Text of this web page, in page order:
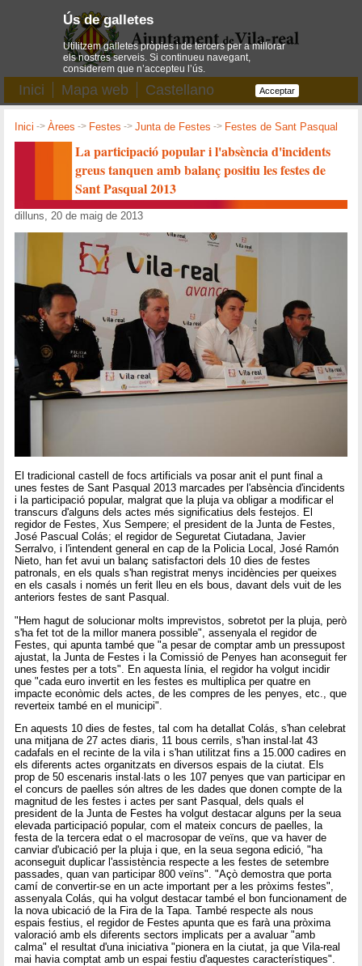
Inici Mapa web Castellano
Inici ->Àrees -> Festes ->Junta de Festes -> Festes de Sant Pasqual
La participació popular i l'absència d'incidents
greus tanquen amb balanç positiu les festes de
Sant Pasqual 2013
dilluns, 20 de maig de 2013
El tradicional castell de focs artificials va posar anit el punt final a
unes festes de Sant Pasqual 2013 marcades per l'absència d'incidents
i la participació popular, malgrat que la pluja va obligar a modificar el
transcurs d'alguns dels actes més significatius dels festejos. El
regidor de Festes, Xus Sempere; el president de la Junta de Festes,
José Pascual Colás; el regidor de Seguretat Ciutadana, Javier
Serralvo, i l'intendent general en cap de la Policia Local, José Ramón
Nieto, han fet avui un balanç satisfactori dels 10 dies de festes
patronals, en els quals s'han registrat menys incidències per queixes
en els casals i només un ferit lleu en els bous, davant dels vuit de les
anteriors festes de sant Pasqual.
"Hem hagut de solucionar molts imprevistos, sobretot per la pluja, però
s'ha fet tot de la millor manera possible", assenyala el regidor de
Festes, qui apunta també que "a pesar de comptar amb un pressupost
ajustat, la Junta de Festes i la Comissió de Penyes han aconseguit fer
unes festes per a tots". En aquesta línia, el regidor ha volgut incidir
que "cada euro invertit en les festes es multiplica per quatre en
impacte econòmic dels actes, de les compres de les penyes, etc., que
reverteix també en el municipi".
En aquests 10 dies de festes, tal com ha detallat Colás, s'han celebrat
una mitjana de 27 actes diaris, 11 bous cerrils, s'han instal·lat 43
cadafals en el recinte de la vila i s'han utilitzat fins a 15.000 cadires en
els diferents actes organitzats en diversos espais de la ciutat. Els
prop de 50 escenaris instal·lats o les 107 penyes que van participar en
el concurs de paelles són altres de les dades que donen compte de la
magnitud de les festes i actes per sant Pasqual, dels quals el
president de la Junta de Festes ha volgut destacar alguns per la seua
elevada participació popular, com el mateix concurs de paelles, la
festa de la tercera edat o el macrosopar de veïns, que va haver de
canviar d'ubicació per la pluja i que, en la seua segona edició, "ha
aconseguit duplicar l'assistència respecte a les festes de setembre
passades, quan van participar 800 veïns". "Açò demostra que porta
camí de convertir-se en un acte important per a les pròxims festes",
assenyala Colás, qui ha volgut destacar també el bon funcionament de
la nova ubicació de la Fira de la Tapa. També respecte als nous
espais festius, el regidor de Festes apunta que es farà una pròxima
valoració amb els diferents sectors implicats per a avaluar "amb
calma" el resultat d'una iniciativa "pionera en la ciutat, ja que Vila-real
mai havia comptat amb un espai festiu d'aquestes característiques".
Ús de galletes
Utilitzem galletes pròpies i de tercers per a millorar
els nostres serveis. Si continueu navegant,
considerem que n’accepteu l’ús.
Acceptar